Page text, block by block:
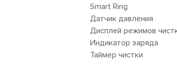
Smart Ring
Датчик давления
Дисплей режимов
Индикатор заряда
Таймер чистки